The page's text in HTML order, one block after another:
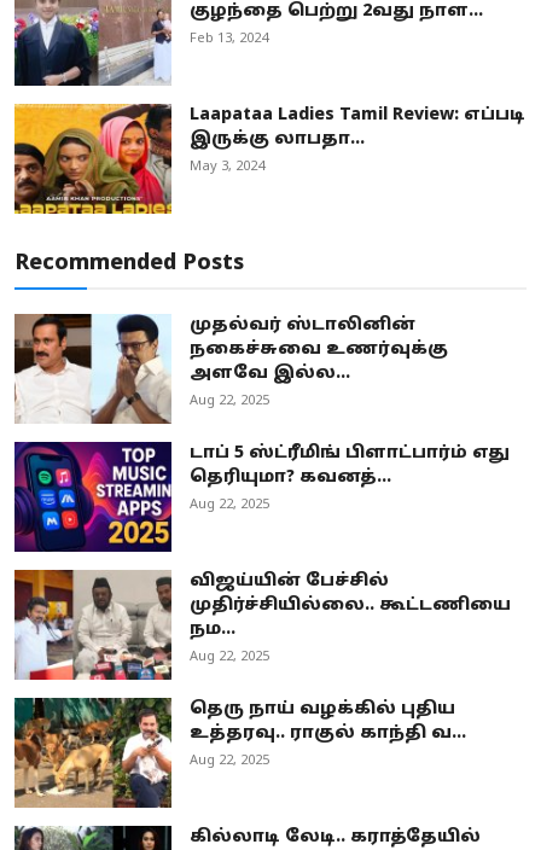
குழந்தை பெற்று 2வது நாள...
Feb 13, 2024
Laapataa Ladies Tamil Review: எப்படி
இருக்கு லாபதா...
May 3, 2024
Recommended Posts
முதல்வர் ஸ்டாலினின்
நகைச்சுவை உணர்வுக்கு
அளவே இல்ல...
Aug 22, 2025
டாப் 5 ஸ்ட்ரீமிங் பிளாட்பார்ம் எது
தெரியுமா? கவனத்...
Aug 22, 2025
விஜய்யின் பேச்சில்
முதிர்ச்சியில்லை.. கூட்டணியை
நம...
Aug 22, 2025
தெரு நாய் வழக்கில் புதிய
உத்தரவு.. ராகுல் காந்தி வ...
Aug 22, 2025
கில்லாடி லேடி.. கராத்தேயில்